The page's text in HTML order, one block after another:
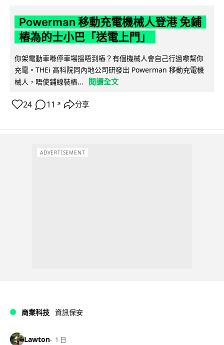
Powerman 移動充電機械人登港 免鋪
樁為的士小巴「送電上門」
你架電動車喺停車場搵唔到樁？有個機械人會自己行過嚟幫你
充電。THEi 高科院同內地公司研發出 Powerman 移動充電機
械人，唔使鋪線裝樁...
閱讀全文
24 11 ↗ 分享
ADVERTISEMENT
商業科技 資訊保安
Lawton 1 日